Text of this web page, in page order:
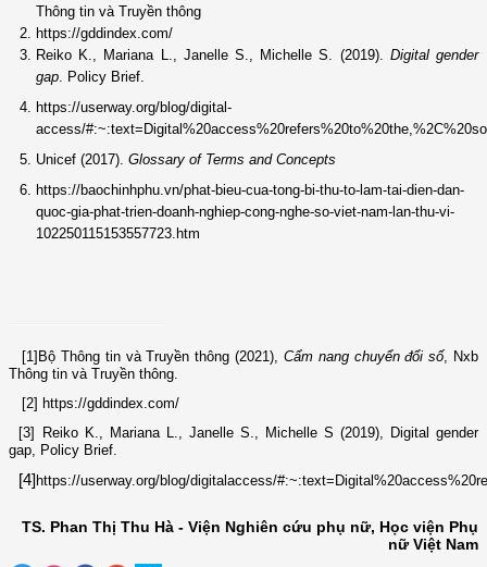
Thông tin và Truyền thông
https://gddindex.com/
Reiko K., Mariana L., Janelle S., Michelle S. (2019). Digital gender
gap. Policy Brief.
https://userway.org/blog/digital-
access/
Unicef (2017). Glossary of Terms and Concepts
https://baochinhphu.vn/phat-bieu-cua-tong-bi-thu-to-lam-tai-dien-dan-
quoc-gia-phat-trien-doanh-nghiep-cong-nghe-so-viet-nam-lan-thu-vi-
102250115153557723.htm
[1] Bộ Thông tin và Truyền thông (2021), Cẩm nang chuyển đổi số, Nxb
Thông tin và Truyền thông.
[2] https://gddindex.com/
[3]
Reiko K., Mariana L., Janelle S., Michelle S (2019), Digital gender
gap, Policy Brief.
[4] https://userway.org/blog/digitalaccess/
TS. Phan Thị Thu Hà - Viện Nghiên cứu phụ nữ, Học viện Phụ
nữ Việt Nam